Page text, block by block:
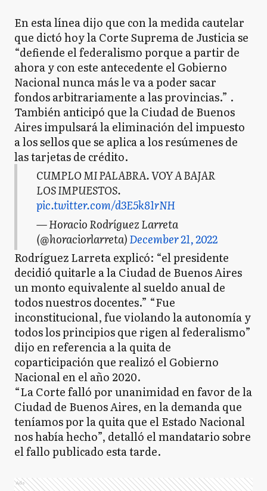
En esta línea dijo que con la medida cautelar
que dictó hoy la Corte Suprema de Justicia se
“defiende el federalismo porque a partir de
ahora y con este antecedente el Gobierno
Nacional nunca más le va a poder sacar
fondos arbitrariamente a las provincias.” .
También anticipó que la Ciudad de Buenos
Aires impulsará la eliminación del impuesto
a los sellos que se aplica a los resúmenes de
las tarjetas de crédito.
CUMPLO MI PALABRA. VOY A BAJAR
LOS IMPUESTOS.
pic.twitter.com/d3E5k81rNH
— Horacio Rodríguez Larreta
(@horaciorlarreta)December 21, 2022
Rodríguez Larreta explicó: “el presidente
decidió quitarle a la Ciudad de Buenos Aires
un monto equivalente al sueldo anual de
todos nuestros docentes.” “Fue
inconstitucional, fue violando la autonomía y
todos los principios que rigen al federalismo”
dijo en referencia a la quita de
coparticipación que realizó el Gobierno
Nacional en el año 2020.
“La Corte falló por unanimidad en favor de la
Ciudad de Buenos Aires, en la demanda que
teníamos por la quita que el Estado Nacional
nos había hecho”, detalló el mandatario sobre
el fallo publicado esta tarde.
Ads